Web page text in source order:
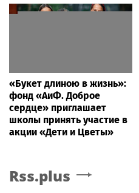
«Букет длиною в жизнь»:
фонд «АиФ. Доброе
сердце» приглашает
школы принять участие в
акции «Дети и Цветы»
Rss.plus